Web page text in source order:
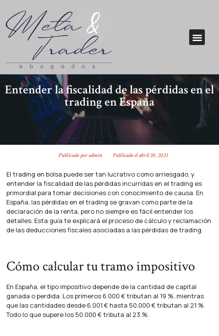
Entender la fiscalidad de las pérdidas en el
trading en España
Publicado poradmin Publicado elabril 20, 2023
El trading en bolsa puede ser tan lucrativo como arriesgado, y
entender la fiscalidad de las pérdidas incurridas en el trading es
primordial para tomar decisiones con conocimiento de causa. En
España, las pérdidas en el trading se gravan como parte de la
declaración de la renta, pero no siempre es fácil entender los
detalles. Esta guía te explicará el proceso de cálculo y reclamación
de las deducciones fiscales asociadas a las pérdidas de trading.
Cómo calcular tu tramo impositivo
En España, el tipo impositivo depende de la cantidad de capital
ganada o perdida. Los primeros 6.000 € tributan al 19 %, mientras
que las cantidades desde 6.001 € hasta 50.000 € tributan al 21 %.
Todo lo que supere los 50.000 € tributa al 23 %.